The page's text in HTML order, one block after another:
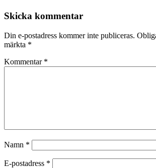
Skicka kommentar
Din e-postadress kommer inte publiceras.
märkta *
Kommentar *
Namn *
E-postadress *